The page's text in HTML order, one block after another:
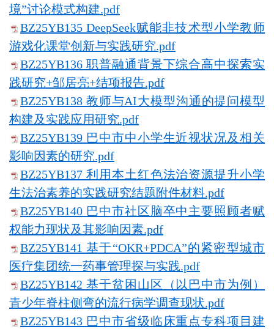
境”讨论模式构建.pdf
BZ25YB135 DeepSeek赋能非技术型小学教师
游戏化课堂创新与实践研究.pdf
BZ25YB136 职普融通背景下综合高中探索实
践研究+邹居亮+结项报告.pdf
BZ25YB138 教师与AI大模型沟通的提问模型
构建及实践应用研究.pdf
BZ25YB139 巴中市中小学生近视状况及相关
影响因素的研究.pdf
BZ25YB137 利用本土红色法治资源提升小学
生法治素养的实践研究结题附件材料.pdf
BZ25YB140 巴中市社区脑卒中主要照顾者赋
权能力现状及其影响因素.pdf
BZ25YB141 基于“OKR+PDCA”的紧密型城市
医疗集团统一药事管理探与实践.pdf
BZ25YB142 基于贫困山区（以巴中市为例）
青少年脊柱侧弯的流行病学调查现状.pdf
BZ25YB143 巴中市省级临床重点专科项目建